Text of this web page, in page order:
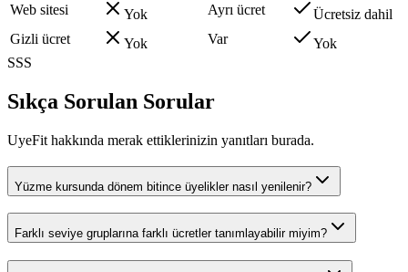
Web sitesi
Yok Ayrı ücret
Ücretsiz dahil
Gizli ücret
Yok Var
Yok
SSS
Sıkça Sorulan Sorular
UyeFit hakkında merak ettiklerinizin yanıtları burada.
Yüzme kursunda dönem bitince üyelikler nasıl yenilenir?
Farklı seviye gruplarına farklı ücretler tanımlayabilir miyim?